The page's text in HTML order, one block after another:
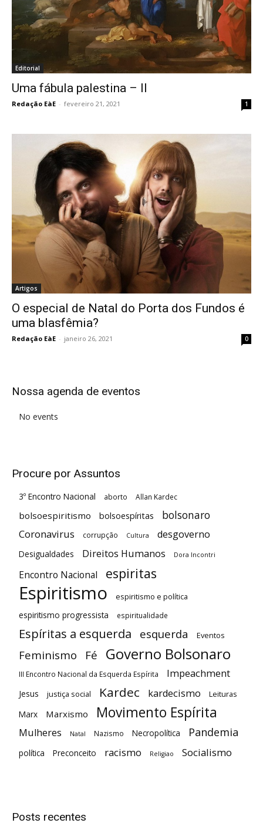
Editorial
Uma fábula palestina – II
Redação EàE - fevereiro 21, 2021 1
Artigos
O especial de Natal do Porta dos Fundos é
uma blasfêmia?
Redação EàE - janeiro 26, 2021 0
Nossa agenda de eventos
No events
Procure por Assuntos
3º Encontro Nacional aborto Allan Kardec
bolsoespiritismo bolsoespíritas bolsonaro
Coronavirus corrupção Cultura desgoverno
Desigualdades Direitos Humanos Dora Incontri
Encontro Nacional espiritas
Espiritismo espiritismo e política
espiritismo progressista espiritualidade
Espíritas a esquerda esquerda Eventos
Feminismo Fé Governo Bolsonaro
III Encontro Nacional da Esquerda Espírita Impeachment
Jesus justiça social Kardec kardecismo Leituras
Marx Marxismo Movimento Espírita
Mulheres Natal Nazismo Necropolítica Pandemia
política Preconceito racismo Religiao Socialismo
Posts recentes